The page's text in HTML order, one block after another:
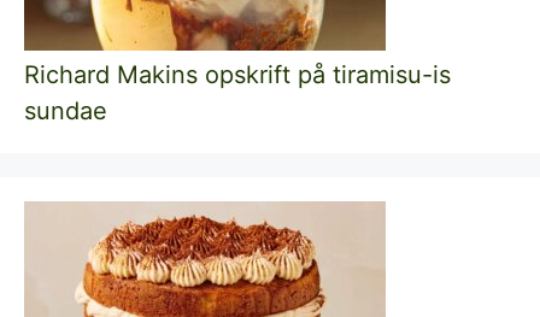
Richard Makins opskrift på tiramisu-is
sundae